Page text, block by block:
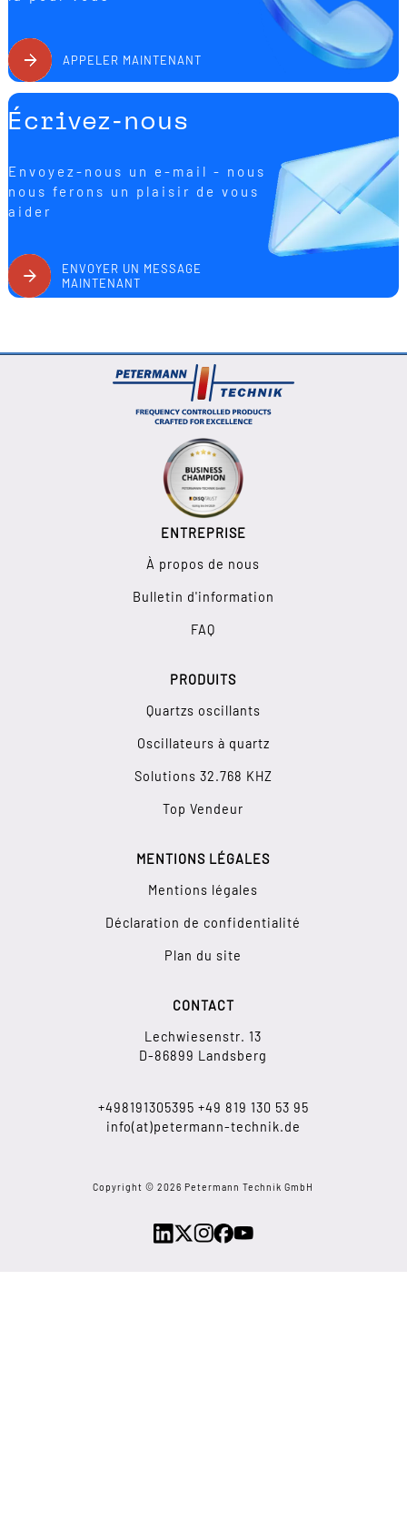
production en série. PETERMANN-TECHNIK est ainsi un
partenaire compétent lorsqu'il s'agit de vérifier de manière sûre
et reproductible le comportement transitoire des oscillateurs à
quartz.
APPELER MAINTENANT
Écrivez-nous
Envoyez-nous un e-mail - nous
nous ferons un plaisir de vous
aider
ENVOYER UN MESSAGE
MAINTENANT
ENTREPRISE
À propos de nous
Bulletin d'information
FAQ
PRODUITS
Quartzs oscillants
Oscillateurs à quartz
Solutions 32.768 KHZ
Top Vendeur
MENTIONS LÉGALES
Mentions légales
Déclaration de confidentialité
Plan du site
CONTACT
Lechwiesenstr. 13
D-86899 Landsberg
+498191305395 +49 819 130 53 95
info(at)petermann-technik.de
Copyright © 2026 Petermann Technik GmbH